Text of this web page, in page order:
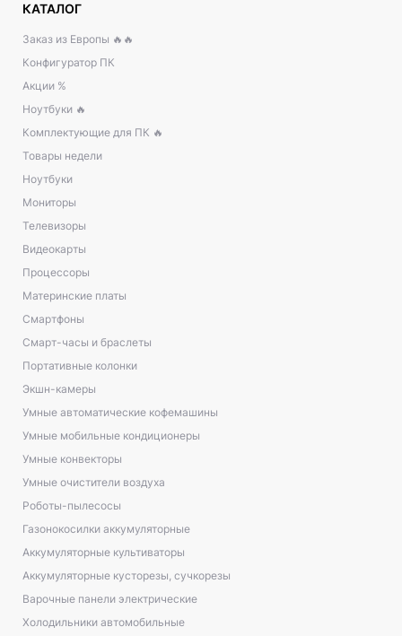
КАТАЛОГ
Заказ из Европы 🔥🔥
Конфигуратор ПК
Акции %
Ноутбуки 🔥
Комплектующие для ПК 🔥
Товары недели
Ноутбуки
Мониторы
Телевизоры
Видеокарты
Процессоры
Материнские платы
Смартфоны
Смарт-часы и браслеты
Портативные колонки
Экшн-камеры
Умные автоматические кофемашины
Умные мобильные кондиционеры
Умные конвекторы
Умные очистители воздуха
Роботы-пылесосы
Газонокосилки аккумуляторные
Аккумуляторные культиваторы
Аккумуляторные кусторезы, сучкорезы
Варочные панели электрические
Холодильники автомобильные